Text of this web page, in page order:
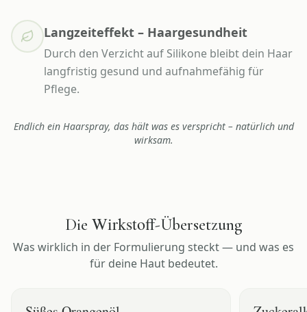
Langzeiteffekt – Haargesundheit
Durch den Verzicht auf Silikone bleibt dein Haar
langfristig gesund und aufnahmefähig für
Pflege.
Endlich ein Haarspray, das hält was es verspricht – natürlich und
wirksam.
Die Wirkstoff-Übersetzung
Was wirklich in der Formulierung steckt — und was es
für deine Haut bedeutet.